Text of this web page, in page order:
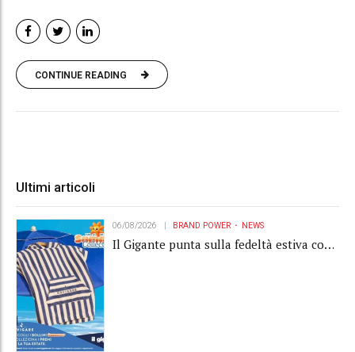
CONTINUE READING
Ultimi articoli
06/08/2026 BRAND POWER NEWS
Il Gigante punta sulla fedeltà estiva con